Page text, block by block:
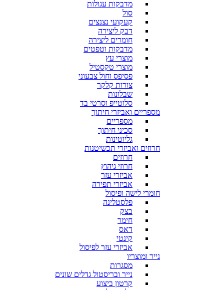
מדבקות עגולות
סול
קעקועי נצנצים
דבק ליצירה
חומרים ליצירה
מדבקות וטפטים
מוצרי עץ
מוצרי טקסטיל
פסיפס וחול צבעוני
צורות קלקר
שבלונות
סלוטייפ וסרטי בד
מספריים ואביזרי חיתוך
מספריים
סכיני חיתוך
גליוטינות
חרוזים ואביזרי תכשיטנות
חרוזים
חרוזי גיהוץ
אביזרי עזר
אביזרי תפירה
חומרי לישה ופיסול
פלסטלינה
בצק
חימר
דאס
קינטי
אביזרי עזר לפיסול
נייר ומוצריו
מסגרות
נייר ובריסטול גדלים שונים
קרטון ביצוע